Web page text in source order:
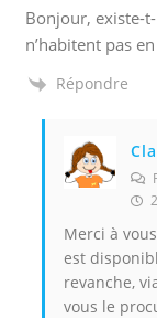
Bonjour, existe-
n’habitent pas
Répondre
Merci à
est
revanche,
vous le